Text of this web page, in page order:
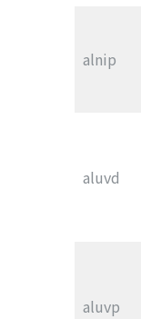
alnip
aluvd
aluvp